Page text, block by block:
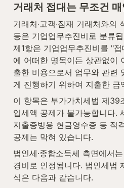
거래처 접대는 무조건
거래처·고객·잠재 거래처와의
등은 기업업무추진비로 분류
제1항은 기업업무추진비를 "
에 어떠한 명목이든 상관없이
출한 비용으로서 업무와 관련
게 진행하기 위하여 지출한 금
이 항목은 부가가치세법 제39
입세액 공제가 불가능합니다.
지출증빙용 현금영수증 등 적
공제는 막혀 있습니다.
법인세·종합소득세 측면에서
경비로 인정됩니다. 법인세법
식은 다음과 같습니다.